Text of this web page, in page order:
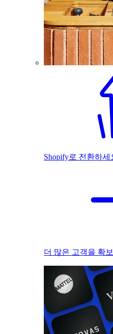
Shopify로 전환하세
더 많은 고객을 확